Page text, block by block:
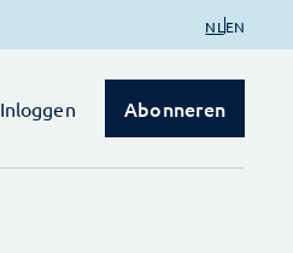
NL EN
Inloggen Abonneren